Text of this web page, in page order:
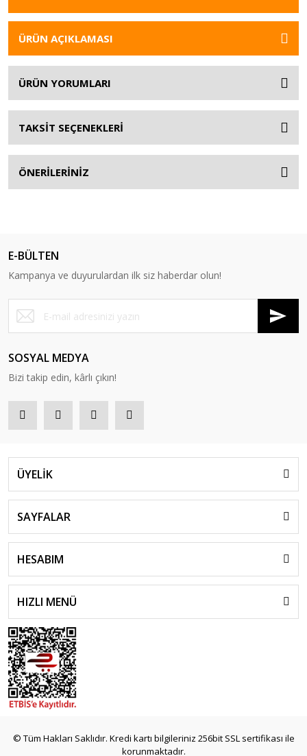
ÜRÜN AÇIKLAMASI
ÜRÜN YORUMLARI
TAKSİT SEÇENEKLERİ
ÖNERİLERİNİZ
E-BÜLTEN
Kampanya ve duyurulardan ilk siz haberdar olun!
SOSYAL MEDYA
Bizi takip edin, kârlı çıkın!
ÜYELİK
SAYFALAR
HESABIM
HIZLI MENÜ
© Tüm Hakları Saklıdır. Kredi kartı bilgileriniz 256bit SSL sertifikası ile
korunmaktadır.